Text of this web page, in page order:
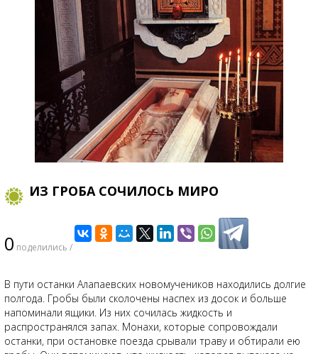
ИЗ ГРОБА СОЧИЛОСЬ МИРО
0 поделились /
В пути останки Алапаевских новомучеников находились долгие
полгода. Гробы были сколочены наспех из досок и больше
напоминали ящики. Из них сочилась жидкость и
распространялся запах. Монахи, которые сопровождали
останки, при остановке поезда срывали траву и обтирали ею